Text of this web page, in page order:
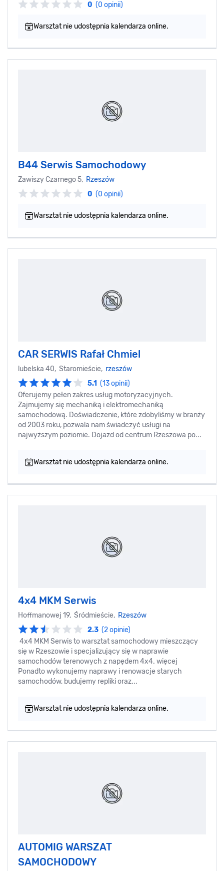
0 (0 opinii)
Warsztat nie udostępnia kalendarza online.
B44 Serwis Samochodowy
Zawiszy Czarnego 5, Rzeszów
0 (0 opinii)
Warsztat nie udostępnia kalendarza online.
CAR SERWIS Rafał Chmiel
lubelska 40, Staromieście, rzeszów
5.1 (13 opinii)
Oferujemy pełen zakres usług motoryzacyjnych.
Zajmujemy się mechaniką i elektromechaniką
samochodową. Doświadczenie, które zdobyliśmy w branży
od 2003 roku, pozwala nam świadczyć usługi na
najwyższym poziomie. Dojazd od centrum Rzeszowa po...
Warsztat nie udostępnia kalendarza online.
4x4 MKM Serwis
Hoffmanowej 19, Śródmieście, Rzeszów
2.3 (2 opinie)
4x4 MKM Serwis to warsztat samochodowy mieszczący
się w Rzeszowie i specjalizujący się w naprawie
samochodów terenowych z napędem 4x4. więcej
Ponadto wykonujemy naprawy i renowacje starych
samochodów, budujemy repliki oraz...
Warsztat nie udostępnia kalendarza online.
AUTOMIG WARSZAT
SAMOCHODOWY